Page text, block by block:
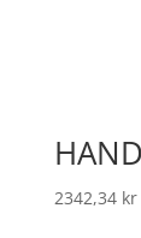
2342,34 kr